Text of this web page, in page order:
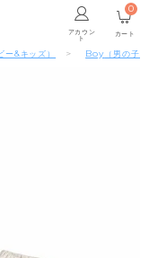
アカウン
ト カート
0
ー&キッズ） Boy （男の子）